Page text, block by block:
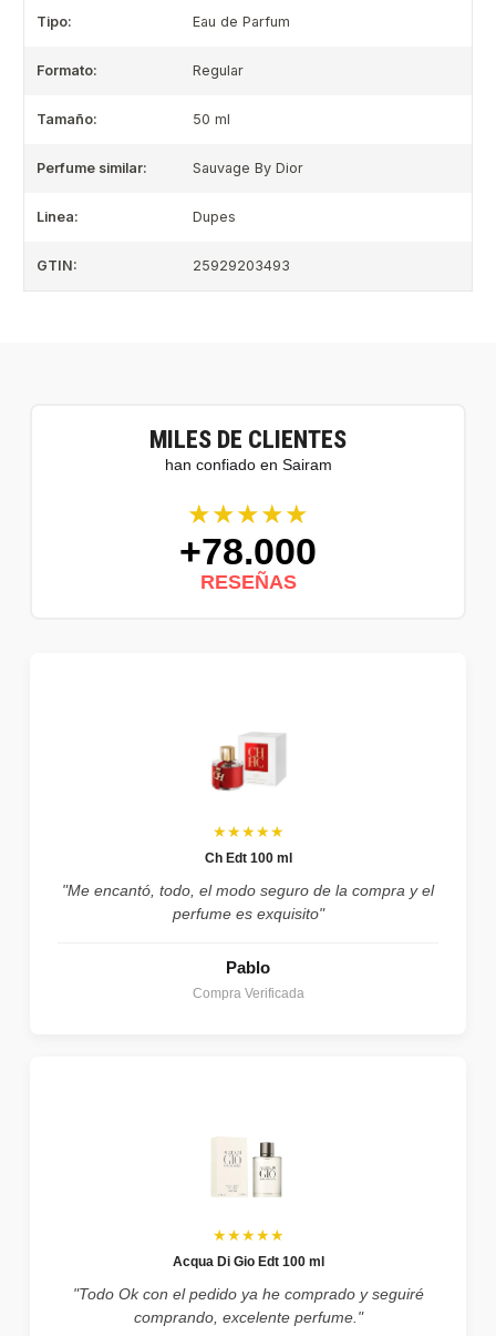
Tipo: Eau de Parfum
Formato: Regular
Tamaño: 50 ml
Perfume similar: Sauvage By Dior
Linea: Dupes
GTIN: 25929203493
MILES DE CLIENTES
han confiado en Sairam
★★★★★
+78.000
RESEÑAS
★★★★★
Ch Edt 100 ml
"Me encantó, todo, el modo seguro de la compra y el
perfume es exquisito"
Pablo
Compra Verificada
★★★★★
Acqua Di Gio Edt 100 ml
"Todo Ok con el pedido ya he comprado y seguiré
comprando, excelente perfume."